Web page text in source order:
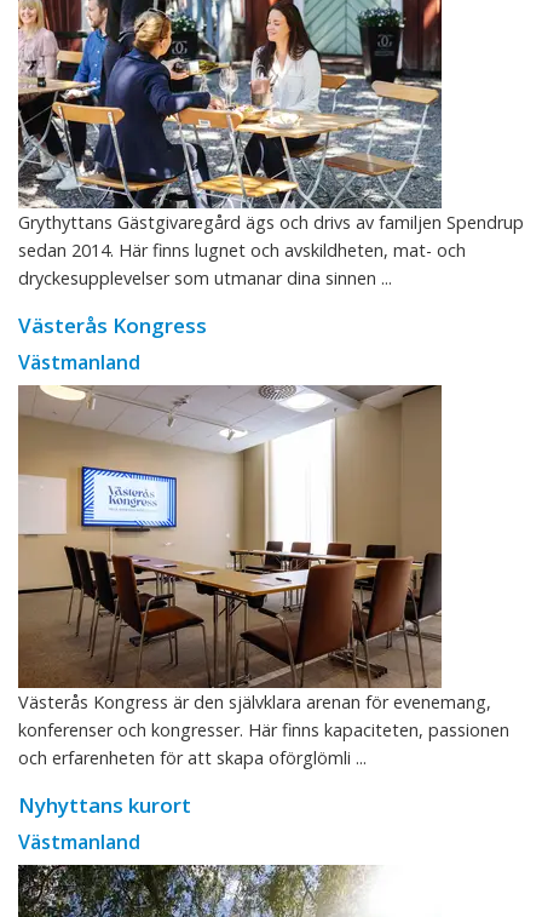
Grythyttans Gästgivaregård ägs och drivs av familjen Spendrup
sedan 2014. Här finns lugnet och avskildheten, mat- och
dryckesupplevelser som utmanar dina sinnen ...
Västerås Kongress
Västmanland
Västerås Kongress är den självklara arenan för evenemang,
konferenser och kongresser. Här finns kapaciteten, passionen
och erfarenheten för att skapa oförglömli ...
Nyhyttans kurort
Västmanland